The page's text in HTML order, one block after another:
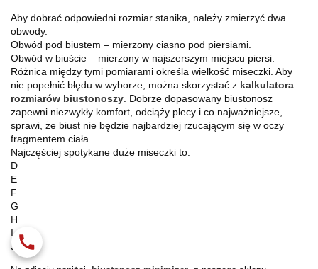
Aby dobrać odpowiedni rozmiar stanika, należy zmierzyć dwa
obwody.
Obwód pod biustem – mierzony ciasno pod piersiami.
Obwód w biuście – mierzony w najszerszym miejscu piersi.
Różnica między tymi pomiarami określa wielkość miseczki. Aby
nie popełnić błędu w wyborze, można skorzystać z kalkulatora
rozmiarów biustonoszy Dobrze dopasowany biustonosz
zapewni niezwykły komfort, odciąży plecy i co najważniejsze,
sprawi, że biust nie będzie najbardziej rzucającym się w oczy
fragmentem ciała.
Najczęściej spotykane duże miseczki to:
D
E
F
G
H
I
J